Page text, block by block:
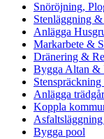
Snöröjning,
Stenläggning
Anlägga
Markarbete &
Dränering &
Bygga Altan &
Anlägga
Koppla
Bygga pool